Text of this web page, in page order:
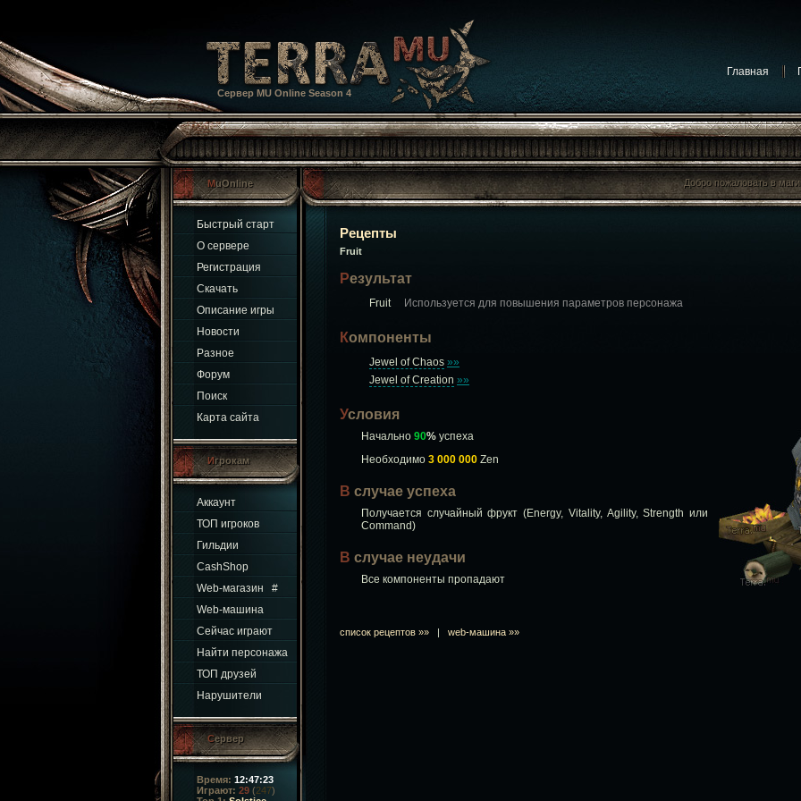
Сервер MU Online Season 4
Главная
MuOnline
Быстрый старт
О сервере
Регистрация
Скачать
Описание игры
Новости
Разное
Форум
Поиск
Карта сайта
Игрокам
Аккаунт
ТОП игроков
Гильдии
CashShop
Web-магазин
#
Web-машина
Сейчас играют
Найти персонажа
ТОП друзей
Нарушители
Сервер
Время: 12:47:24
Играют: 29 (247)
Добро пожаловать в
Добро пожаловать в
Рецепты
Fruit
Результат
Fruit Используется для повышения параметров персонажа
Компоненты
Jewel of Chaos »»
Jewel of Creation »»
Условия
Начально 90% успеха
Необходимо 3 000 000 Zen
В случае успеха
Получается случайный фрукт (Energy, Vitality, Agility, Strength или
Command)
В случае неудачи
Все компоненты пропадают
список рецептов »» | web-машина »»